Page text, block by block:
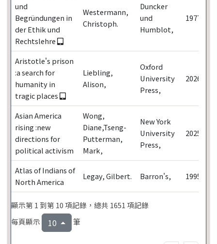
und
Begründungen in
der Ethik und
Rechtslehre
Westermann,
Christoph.
Duncker
und
Humblot,
1977
Aristotle's prison
:a search for
humanity in
tragic places
Liebling,
Alison,
Oxford
University
Press,
2026
Asian America
rising :new
directions for
political activism
Wong,
Diane,Tseng-
Putterman,
Mark,
New York
University
Press,
2025
Atlas of Indians of
North America
Legay, Gilbert. Barron's, 1995
顯示第 1 到第 10 項記錄，總共 1651 項記錄
每頁顯示
10 筆